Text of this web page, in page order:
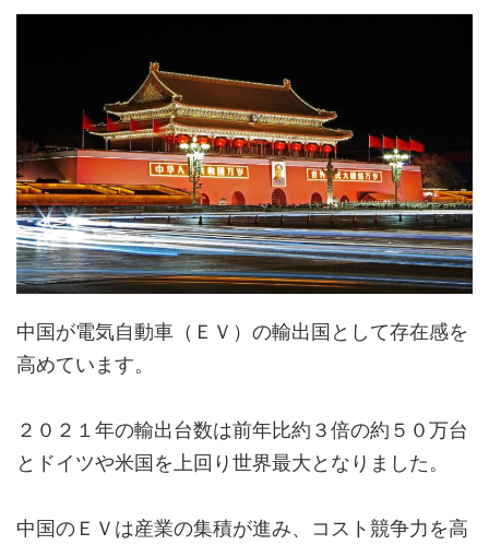
中国が電気自動車（ＥＶ）の輸出国として存在感を
高めています。
２０２１年の輸出台数は前年比約３倍の約５０万台
とドイツや米国を上回り世界最大となりました。
中国のＥＶは産業の集積が進み、コスト競争力を高